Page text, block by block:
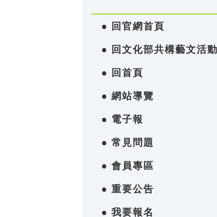
● 回官網首頁
● 回文化部共構藝文活
● 回首頁
● 網站導覽
● 電子報
● 常見問題
● 會員專區
● 重要公告
● 我要報名